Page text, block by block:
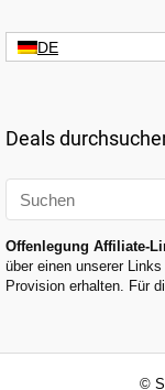
DE
Deals
Offenlegung Affiliate-
über einen unserer
Provision erhalten. Für
©